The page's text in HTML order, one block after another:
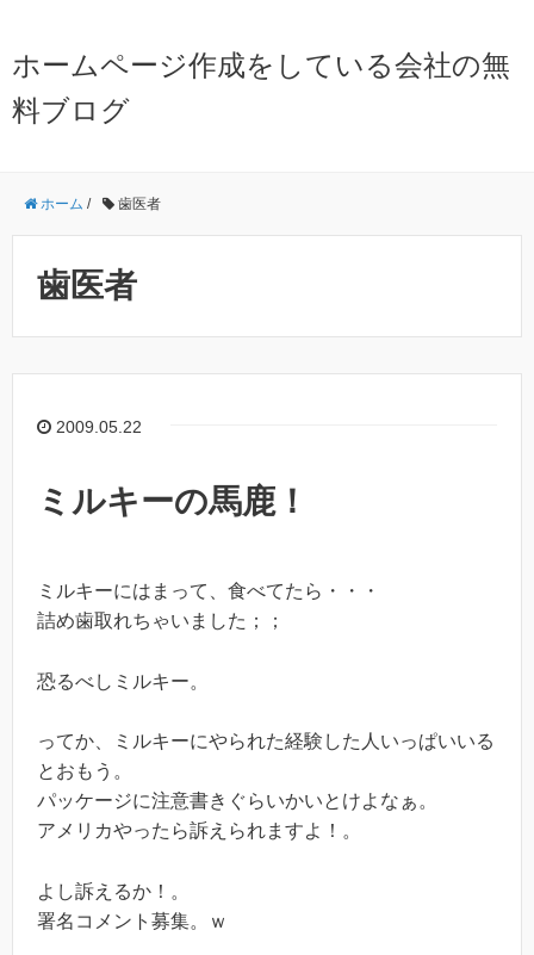
ホームページ作成をしている会社の無
料ブログ
ホーム / 歯医者
歯医者
2009.05.22
ミルキーの馬鹿！
ミルキーにはまって、食べてたら・・・
詰め歯取れちゃいました；；
恐るべしミルキー。
ってか、ミルキーにやられた経験した人いっぱいいる
とおもう。
パッケージに注意書きぐらいかいとけよなぁ。
アメリカやったら訴えられますよ！。
よし訴えるか！。
署名コメント募集。ｗ